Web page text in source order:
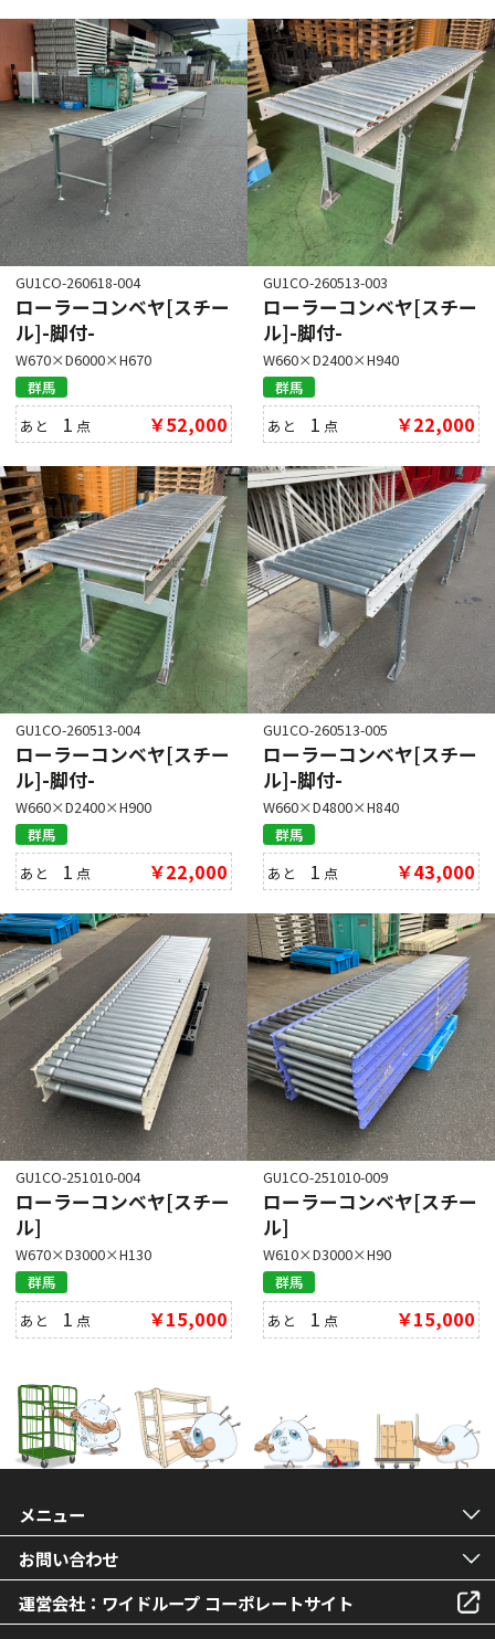
GU1CO-260618-004
ローラーコンベヤ[スチー
ル]-脚付-
W670×D6000×H670
群馬
あと 1 点 ￥52,000
GU1CO-260513-003
ローラーコンベヤ[スチー
ル]-脚付-
W660×D2400×H940
群馬
あと 1 点 ￥22,000
GU1CO-260513-004
ローラーコンベヤ[スチー
ル]-脚付-
W660×D2400×H900
群馬
あと 1 点 ￥22,000
GU1CO-260513-005
ローラーコンベヤ[スチー
ル]-脚付-
W660×D4800×H840
群馬
あと 1 点 ￥43,000
GU1CO-251010-004
ローラーコンベヤ[スチー
ル]
W670×D3000×H130
群馬
あと 1 点 ￥15,000
GU1CO-251010-009
ローラーコンベヤ[スチー
ル]
W610×D3000×H90
群馬
あと 1 点 ￥15,000
メニュー
お問い合わせ
運営会社：ワイドループ コーポレートサイト